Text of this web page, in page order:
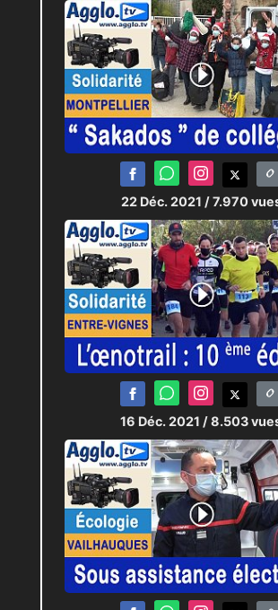
22 Déc. 2021 / 7.970
16 Déc. 2021 / 8.503